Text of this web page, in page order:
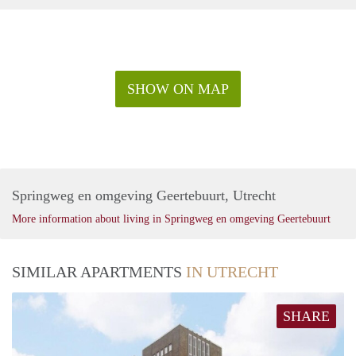
Voor meer informatie en bezichtigingen kunt u contact met
SHOW ON MAP
Springweg en omgeving Geertebuurt, Utrecht
More information about living in Springweg en omgeving Geertebuurt
SIMILAR APARTMENTS IN UTRECHT
SHARE